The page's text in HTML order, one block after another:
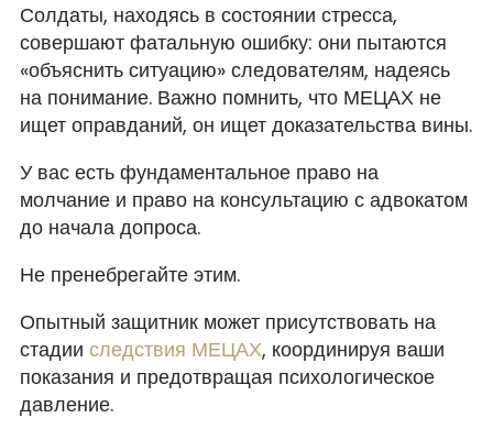
Солдаты, находясь в состоянии стресса,
совершают фатальную ошибку: они пытаются
«объяснить ситуацию» следователям, надеясь
на понимание. Важно помнить, что МЕЦАХ не
ищет оправданий, он ищет доказательства вины.
У вас есть фундаментальное право на
молчание и право на консультацию с адвокатом
до начала допроса.
Не пренебрегайте этим.
Опытный защитник может присутствовать на
стадии следствия МЕЦАХ, координируя ваши
показания и предотвращая психологическое
давление.